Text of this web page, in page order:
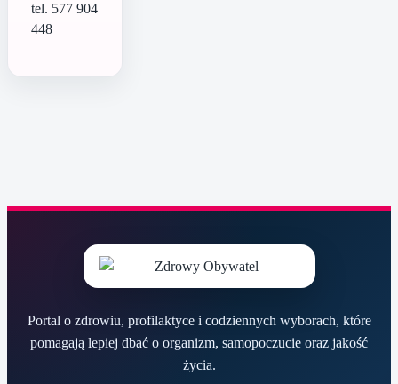
tel. 577 904
448
Portal o zdrowiu, profilaktyce i codziennych wyborach, które
pomagają lepiej dbać o organizm, samopoczucie oraz jakość
życia.